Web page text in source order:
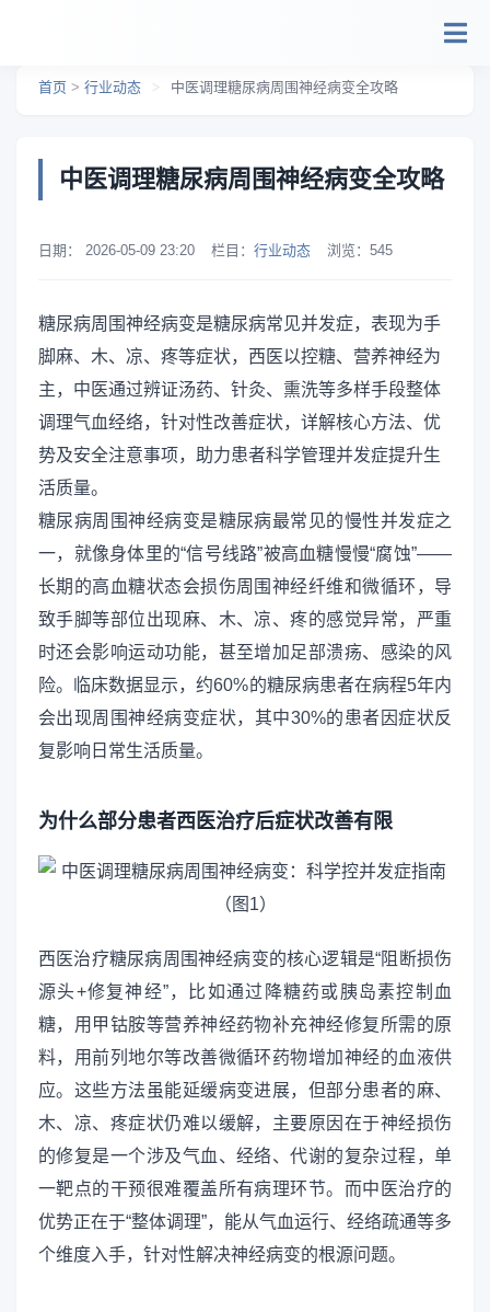
首页 > 行业动态 > 中医调理糖尿病周围神经病变全攻略
中医调理糖尿病周围神经病变全攻略
日期： 2026-05-09 23:20 栏目： 行业动态 浏览： 545
糖尿病周围神经病变是糖尿病常见并发症，表现为手
脚麻、木、凉、疼等症状，西医以控糖、营养神经为
主，中医通过辨证汤药、针灸、熏洗等多样手段整体
调理气血经络，针对性改善症状，详解核心方法、优
势及安全注意事项，助力患者科学管理并发症提升生
活质量。
糖尿病周围神经病变是糖尿病最常见的慢性并发症之
一，就像身体里的“信号线路”被高血糖慢慢“腐蚀”——
长期的高血糖状态会损伤周围神经纤维和微循环，导
致手脚等部位出现麻、木、凉、疼的感觉异常，严重
时还会影响运动功能，甚至增加足部溃疡、感染的风
险。临床数据显示，约60%的糖尿病患者在病程5年内
会出现周围神经病变症状，其中30%的患者因症状反
复影响日常生活质量。
为什么部分患者西医治疗后症状改善有限
西医治疗糖尿病周围神经病变的核心逻辑是“阻断损伤
源头+修复神经”，比如通过降糖药或胰岛素控制血
糖，用甲钴胺等营养神经药物补充神经修复所需的原
料，用前列地尔等改善微循环药物增加神经的血液供
应。这些方法虽能延缓病变进展，但部分患者的麻、
木、凉、疼症状仍难以缓解，主要原因在于神经损伤
的修复是一个涉及气血、经络、代谢的复杂过程，单
一靶点的干预很难覆盖所有病理环节。而中医治疗的
优势正在于“整体调理”，能从气血运行、经络疏通等多
个维度入手，针对性解决神经病变的根源问题。